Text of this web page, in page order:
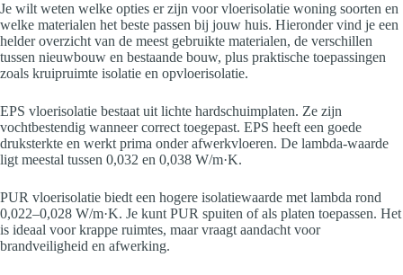
Je wilt weten welke opties er zijn voor vloerisolatie woning soorten en
welke materialen het beste passen bij jouw huis. Hieronder vind je een
helder overzicht van de meest gebruikte materialen, de verschillen
tussen nieuwbouw en bestaande bouw, plus praktische toepassingen
zoals kruipruimte isolatie en opvloerisolatie.
EPS vloerisolatie bestaat uit lichte hardschuimplaten. Ze zijn
vochtbestendig wanneer correct toegepast. EPS heeft een goede
druksterkte en werkt prima onder afwerkvloeren. De lambda-waarde
ligt meestal tussen 0,032 en 0,038 W/m·K.
PUR vloerisolatie biedt een hogere isolatiewaarde met lambda rond
0,022–0,028 W/m·K. Je kunt PUR spuiten of als platen toepassen. Het
is ideaal voor krappe ruimtes, maar vraagt aandacht voor
brandveiligheid en afwerking.